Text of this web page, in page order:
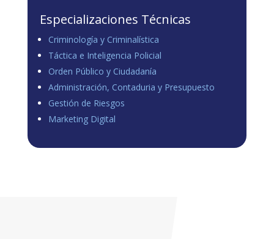
Especializaciones Técnicas
Criminología y Criminalística
Táctica e Inteligencia Policial
Orden Público y Ciudadanía
Administración, Contaduria y Presupuesto
Gestión de Riesgos
Marketing Digital